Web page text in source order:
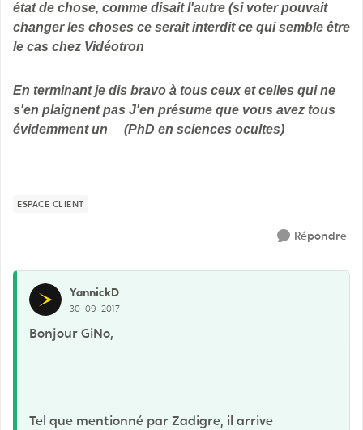
état de chose, comme disait l'autre (si voter pouvait
changer les choses ce serait interdit ce qui semble être
le cas chez Vidéotron
En terminant je dis bravo à tous ceux et celles qui ne
s'en plaignent pas J'en présume que vous avez tous
évidemment un (PhD en sciences ocultes)
ESPACE CLIENT
Répondre
YannickD
30-09-2017
Bonjour GiNo,
Tel que mentionné par Zadigre, il arrive